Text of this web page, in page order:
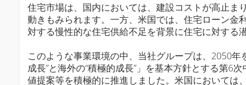
住宅市場は、国内においては、建設コストが高止ま
動きもみられます。一方、米国では、住宅ローン金
対する慢性的な住宅供給不足を背景に住宅に対する
このような事業環境の中、当社グループは、2050年
成長”と海外の“積極的成長”」を基本方針とする第6
値提案等を積極的に推進しました。米国においては